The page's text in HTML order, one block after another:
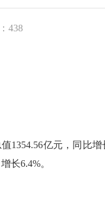
438
1354.56亿元，同比增
长6.4%。